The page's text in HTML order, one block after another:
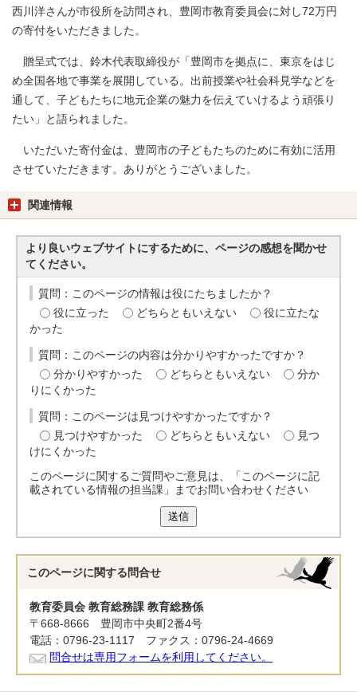
西川洋さんが市役所を訪問され、豊岡市教育委員会に対し72万円
の寄付をいただきました。
贈呈式では、鈴木代表取締役が「豊岡市を拠点に、東京をはじ
め全国各地で事業を展開している。出前授業や社会科見学などを
通して、子どもたちに地元企業の魅力を伝えていけるよう頑張り
たい」と語られました。
いただいた寄付金は、豊岡市の子どもたちのために有効に活用
させていただきます。ありがとうございました。
関連情報
より良いウェブサイトにするために、ページの感想を聞かせ
てください。
質問：このページの情報は役にたちましたか？
役に立った
どちらともいえない
役に立たな
かった
質問：このページの内容は分かりやすかったですか？
分かりやすかった
どちらともいえない
分か
りにくかった
質問：このページは見つけやすかったですか？
見つけやすかった
どちらともいえない
見つ
けにくかった
このページに関するご質問やご意見は、「このページに記
載されている情報の担当課」までお問い合わせください
送信
このページに関する 問合せ
教育委員会 教育総務課 教育総務係
〒668-8666 豊岡市中央町2番4号
電話：0796-23-1117 ファクス：0796-24-4669
問合せは専用フォームを利用してください。